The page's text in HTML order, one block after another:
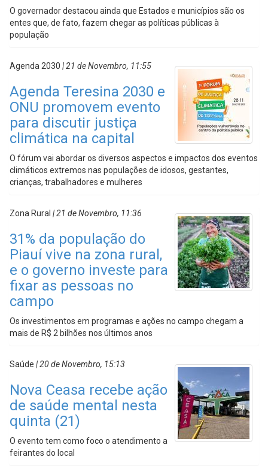
O governador destacou ainda que Estados e municípios são os
entes que, de fato, fazem chegar as políticas públicas à
população
Agenda 2030 | 21 de Novembro, 11:55
Agenda Teresina 2030 e
ONU promovem evento
para discutir justiça
climática na capital
O fórum vai abordar os diversos aspectos e impactos dos eventos
climáticos extremos nas populações de idosos, gestantes,
crianças, trabalhadores e mulheres
Zona Rural | 21 de Novembro, 11:36
31% da população do
Piauí vive na zona rural,
e o governo investe para
fixar as pessoas no
campo
Os investimentos em programas e ações no campo chegam a
mais de R$ 2 bilhões nos últimos anos
Saúde | 20 de Novembro, 15:13
Nova Ceasa recebe ação
de saúde mental nesta
quinta (21)
O evento tem como foco o atendimento a
feirantes do local